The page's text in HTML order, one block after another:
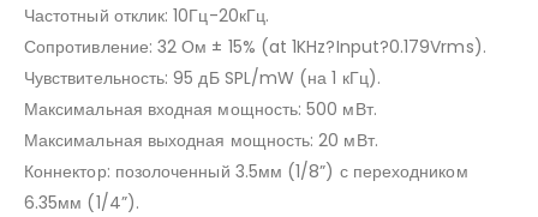
Частотный отклик: 10Гц-20кГц.
Сопротивление: 32 Ом ± 15% (at 1KHz?Input?0.179Vrms).
Чувствительность: 95 дБ SPL/mW (на 1 кГц).
Максимальная входная мощность: 500 мВт.
Максимальная выходная мощность: 20 мВт.
Коннектор: позолоченный 3.5мм (1/8”) с переходником
6.35мм (1/4”).